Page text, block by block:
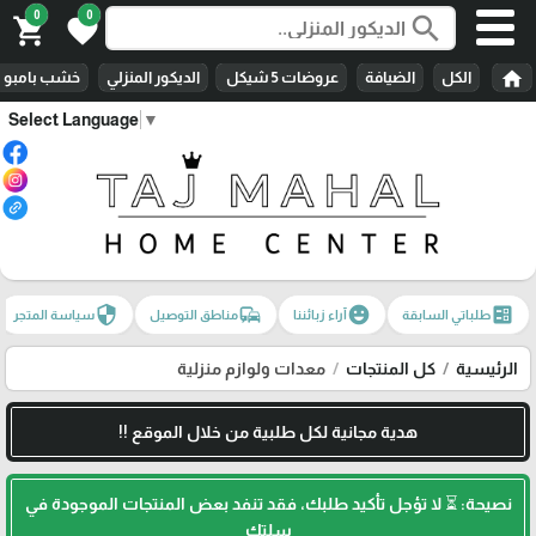
Select Language ▼
search
0
favorite
0
shopping_cart
home الكل الضيافة عروضات 5 شيكل الديكور المنزلي خشب بامبو
ballotطلباتي السابقة emoji_emotionsآراء زبائننا commuteمناطق التوصيل securityسياسة المتجر
الرئيسية كل المنتجات معدات ولوازم منزلية
هدية مجانية لكل طلبية من خلال الموقع !!
نصيحة: ⏳ لا تؤجل تأكيد طلبك، فقد تنفد بعض المنتجات الموجودة في
سلتك